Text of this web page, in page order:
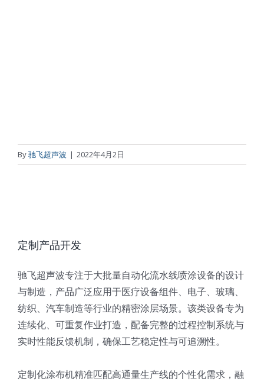
By驰飞超声波 | 2022年4月2日
定制产品开发
驰飞超声波专注于大批量自动化流水线喷涂设备的设计
与制造，产品广泛应用于医疗设备组件、电子、玻璃、
纺织、汽车制造等行业的精密涂层场景。该类设备专为
连续化、可重复作业打造，配备完整的过程控制系统与
实时性能反馈机制，确保工艺稳定性与可追溯性。
定制化涂布机精准匹配高通量生产线的个性化需求，融